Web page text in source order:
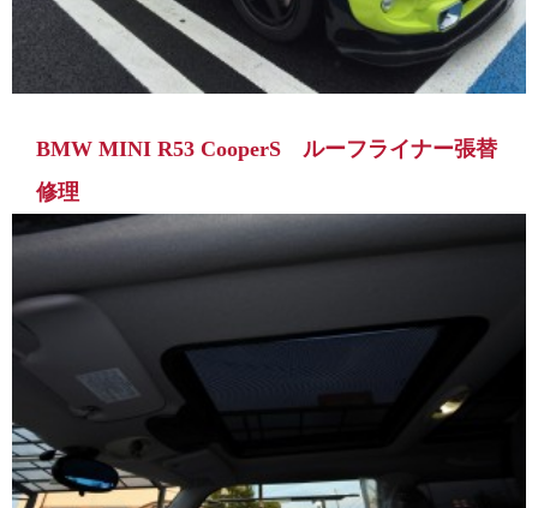
BMW MINI R53 CooperS ルーフライナー張替
修理